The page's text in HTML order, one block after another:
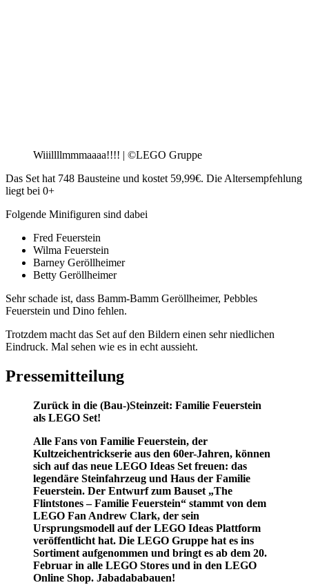
Wiiillllmmmaaaa!!!! | ©LEGO Gruppe
Das Set hat 748 Bausteine und kostet 59,99€. Die Altersempfehlung
liegt bei 0+
Folgende Minifiguren sind dabei
Fred Feuerstein
Wilma Feuerstein
Barney Geröllheimer
Betty Geröllheimer
Sehr schade ist, dass Bamm-Bamm Geröllheimer, Pebbles
Feuerstein und Dino fehlen.
Trotzdem macht das Set auf den Bildern einen sehr niedlichen
Eindruck. Mal sehen wie es in echt aussieht.
Pressemitteilung
Zurück in die (Bau-)Steinzeit: Familie Feuerstein
als LEGO Set!
Alle Fans von Familie Feuerstein, der
Kultzeichentrickserie aus den 60er-Jahren, können
sich auf das neue LEGO Ideas Set freuen: das
legendäre Steinfahrzeug und Haus der Familie
Feuerstein. Der Entwurf zum Bauset „The
Flintstones – Familie Feuerstein“ stammt von dem
LEGO Fan Andrew Clark, der sein
Ursprungsmodell auf der LEGO Ideas Plattform
veröffentlicht hat. Die LEGO Gruppe hat es ins
Sortiment aufgenommen und bringt es ab dem 20.
Februar in alle LEGO Stores und in den LEGO
Online Shop. Jabadababauen!